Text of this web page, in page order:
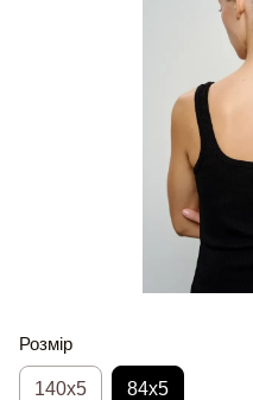
Розмір
140x5 84x5